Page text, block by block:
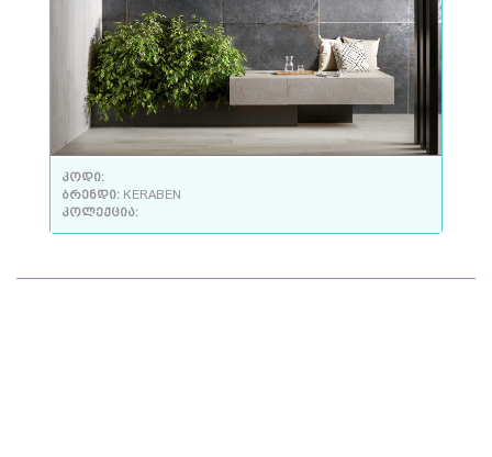
კოდი:
ბრენდი: KERABEN
კოლექცია: